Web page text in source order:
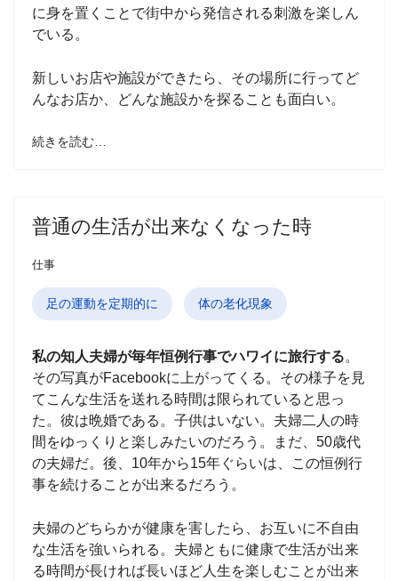
に身を置くことで街中から発信される刺激を楽しん
でいる。
新しいお店や施設ができたら、その場所に行ってど
んなお店か、どんな施設かを探ることも面白い。
続きを読む…
普通の生活が出来なくなった時
仕事
足の運動を定期的に 体の老化現象
私の知人夫婦が毎年恒例行事でハワイに旅行する。
その写真がFacebookに上がってくる。その様子を見
てこんな生活を送れる時間は限られていると思っ
た。彼は晩婚である。子供はいない。夫婦二人の時
間をゆっくりと楽しみたいのだろう。まだ、50歳代
の夫婦だ。後、10年から15年ぐらいは、この恒例行
事を続けることが出来るだろう。
夫婦のどちらかが健康を害したら、お互いに不自由
な生活を強いられる。夫婦ともに健康で生活が出来
る時間が長ければ長いほど人生を楽しむことが出来